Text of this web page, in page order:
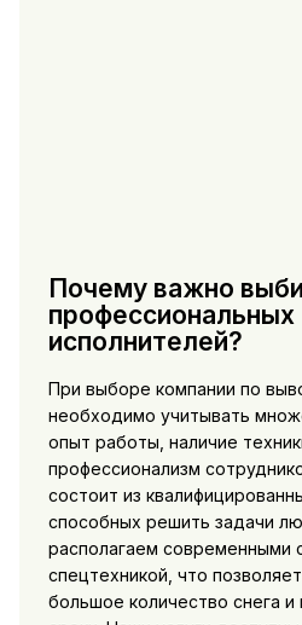
Почему важно
профессиональных
исполнителей?
При выборе компании по
необходимо учитывать
опыт работы, наличие
профессионализм
состоит из
способных решить задачи
располагаем современными
спецтехникой, что
большое количество снега и